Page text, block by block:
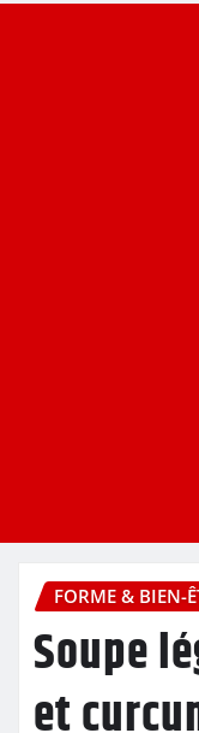
FORME & BIEN-
Soupe
et